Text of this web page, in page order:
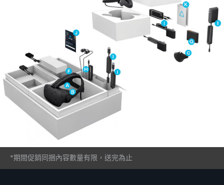
*期間促銷同捆內容數量有限，送完為止